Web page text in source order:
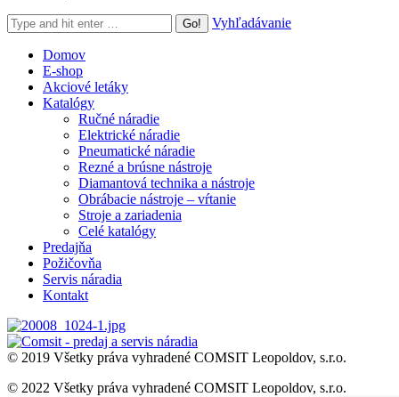
Search:
Vyhľadávanie
Domov
E-shop
Akciové letáky
Katalógy
Ručné náradie
Elektrické náradie
Pneumatické náradie
Rezné a brúsne nástroje
Diamantová technika a nástroje
Obrábacie nástroje – vŕtanie
Stroje a zariadenia
Celé katalógy
Predajňa
Požičovňa
Servis náradia
Kontakt
© 2019 Všetky práva vyhradené COMSIT Leopoldov, s.r.o.
© 2022 Všetky práva vyhradené COMSIT Leopoldov, s.r.o.